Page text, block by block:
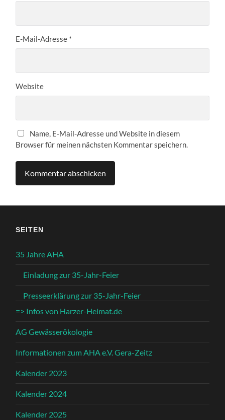
E-Mail-Adresse *
Website
Name, E-Mail-Adresse und Website in diesem
Browser für meinen nächsten Kommentar speichern.
SEITEN
35 Jahre AHA
Einladung zur 35-Jahr-Feier
Presseerklärung zur 35-Jahr-Feier
=> Infos von Harzer-Heimat.de
AG Gewässerökologie
Informationen zum AHA e.V. Gera-Zeitz
Kalender 2023
Kalender 2024
Kalender 2025